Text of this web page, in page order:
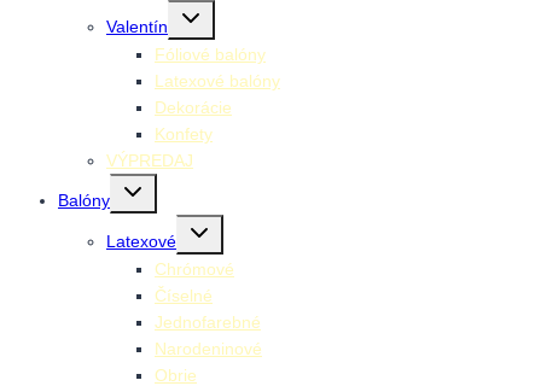
Valentín
Toggle
menu
Fóliové balóny
Latexové balóny
Dekorácie
Konfety
VÝPREDAJ
Balóny
Toggle
Latexové
Toggle
menu
Chrómové
Číselné
Jednofarebné
Narodeninové
Obrie